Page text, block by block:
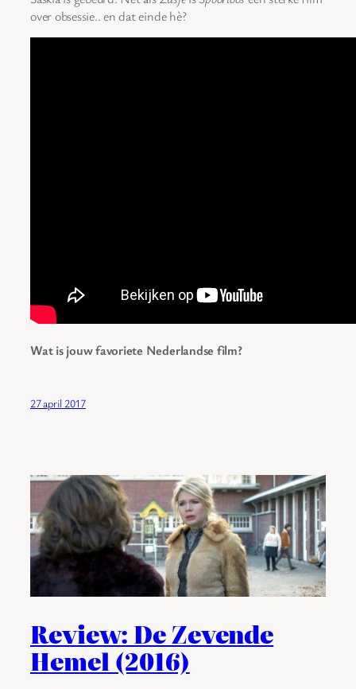
over obsessie.. en dat einde hè?
Wat is jouw favoriete Nederlandse film?
27 april 2017
Review: De Zevende
Hemel (2016)